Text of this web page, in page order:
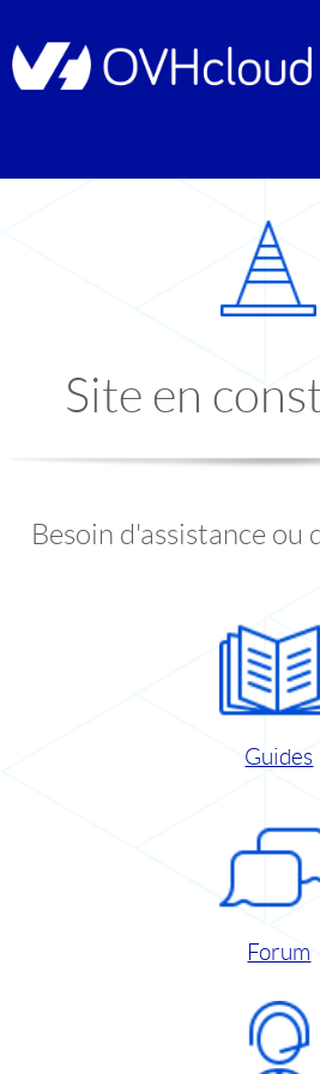
Site en
Besoin d'assistance ou
Guides
Forum